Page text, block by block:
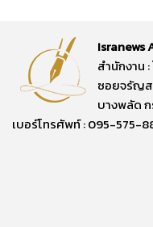
Isranews
สำนักงาน :
ซอยจรัญส
บางพลัด
เบอร์โทรศัพท์ : 095-575-